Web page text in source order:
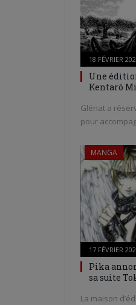
18 FÉVRIER
Une
Kentarô
Glénat a
pour
MANGA
17 FÉVRIER
Pika
sa suite
La maison